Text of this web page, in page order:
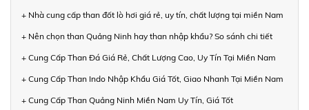
+ Nhà cung cấp than đốt lò hơi giá rẻ, uy tín, chất lượng tại miền Nam
+ Nên chọn than Quảng Ninh hay than nhập khẩu? So sánh chi tiết
+ Cung Cấp Than Đá Giá Rẻ, Chất Lượng Cao, Uy Tín Tại Miền Nam
+ Cung Cấp Than Indo Nhập Khẩu Giá Tốt, Giao Nhanh Tại Miền Nam
+ Cung Cấp Than Quảng Ninh Miền Nam Uy Tín, Giá Tốt